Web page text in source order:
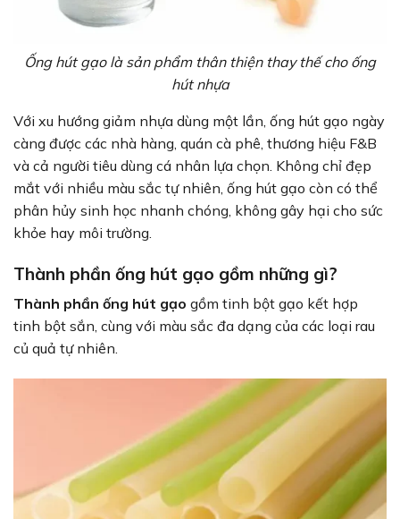
Ống hút gạo là sản phẩm thân thiện thay thế cho ống
hút nhựa
Với xu hướng giảm nhựa dùng một lần, ống hút gạo ngày
càng được các nhà hàng, quán cà phê, thương hiệu F&B
và cả người tiêu dùng cá nhân lựa chọn. Không chỉ đẹp
mắt với nhiều màu sắc tự nhiên, ống hút gạo còn có thể
phân hủy sinh học nhanh chóng, không gây hại cho sức
khỏe hay môi trường.
Thành phần ống hút gạo gồm những gì?
Thành phần ống hút gạo gồm tinh bột gạo kết hợp
tinh bột sắn, cùng với màu sắc đa dạng của các loại rau
củ quả tự nhiên.